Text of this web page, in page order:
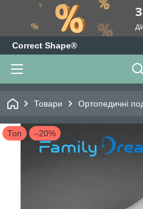
Correct Shape®
Товари Ортопедичні
Топ –20%